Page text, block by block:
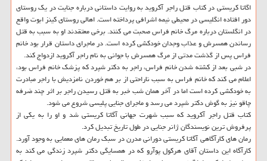
اگاتا کریستی در کتاب قتل راجر آکروید به روایت داستانی درباره جنایت در یک روستای
دور افتاده انگلیسی در محیطی نیمه اشرافی پرداخته است. اهالی روستای کینز ابوت واقع
در انگلستان درباره مرگ خانم فراس صحبت می کنند. برخی معتقدند او به سبب به قتل
رساندن همسرش و عذاب وجدان خودکشی کرده است. در ماجرای داستان قرار بود خانم
فراس پس از گذشت مدتی از مرگ همسرش با جوانی به نام راجر آکروید ازدواج کند.
در شبی بعد از کشته شدن خانم فراس، راجر به دکتر شپرد که پزشک خانم فراس بود،
اعلام می کند که خانم فراس به سبب ناراحتی از بر هم خوردن نامزدیش با راجر مبادرت
به خودکشی کرده است اما در آخر همان شب خبر به قتل رسیدن راجر بر اثر چند ضرفه
چاقو نیز به گوش دکتر شپرد می رسد و ماجرای جنایی پلیسی شروع می شود.
کتاب قتل راجر آکروید که سبب شهرت جهانی آگاتا کریستی شد و او را به یکی از
پرفروش ترین نویسندگان ژانر جنایی در طول تاریخ تبدیل کرد.
رمان های کارآگاهی آگاتا کریستی دورانی مدرن در سبک رمان های معمایی به وجود آورد.
کارآگاه این داستان آقای هرکول پوآرو که در همسایگی دکتر شپرد زندگی می کند به